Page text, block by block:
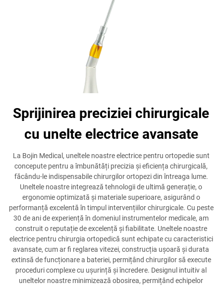
Sprijinirea preciziei chirurgicale
cu unelte electrice avansate
La Bojin Medical, uneltele noastre electrice pentru ortopedie sunt
concepute pentru a îmbunătăți precizia și eficiența chirurgicală,
făcându-le indispensabile chirurgilor ortopezi din întreaga lume.
Uneltele noastre integrează tehnologii de ultimă generație, o
ergonomie optimizată și materiale superioare, asigurând o
performanță excelentă în timpul intervențiilor chirurgicale. Cu peste
30 de ani de experiență în domeniul instrumentelor medicale, am
construit o reputație de excelență și fiabilitate. Uneltele noastre
electrice pentru chirurgia ortopedică sunt echipate cu caracteristici
avansate, cum ar fi reglarea vitezei, construcția ușoară și durata
extinsă de funcționare a bateriei, permițând chirurgilor să execute
proceduri complexe cu ușurință și încredere. Designul intuitiv al
uneltelor noastre minimizează obosirea, permițând echipelor